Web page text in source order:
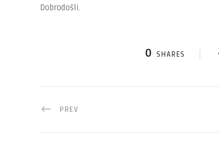
Dobrodošli.
0 SHARES
PREV